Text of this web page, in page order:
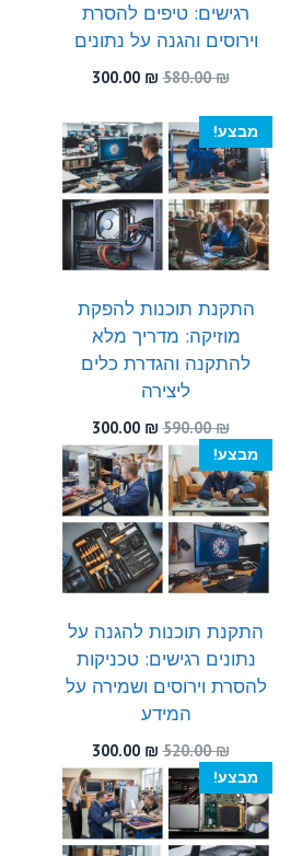
רגישים: טיפים להסרת
וירוסים והגנה על נתונים
580.00₪
המחיר
היה:
580.00 ₪.
300.00 ₪
הוא:
300.00 ₪.
מבצע!
התקנת תוכנות להפקת
מוזיקה: מדריך מלא
להתקנה והגדרת כלים
ליצירה
590.00₪
המחיר
המקורי
היה:
590.00 ₪.
300.00 ₪
הנוכחי
הוא:
300.00 ₪.
מבצע!
התקנת תוכנות להגנה על
נתונים רגישים: טכניקות
להסרת וירוסים ושמירה על
המידע
520.00₪
המחיר
המקורי
היה:
520.00 ₪.
300.00 ₪
הנוכחי
הוא:
300.00 ₪.
מבצע!